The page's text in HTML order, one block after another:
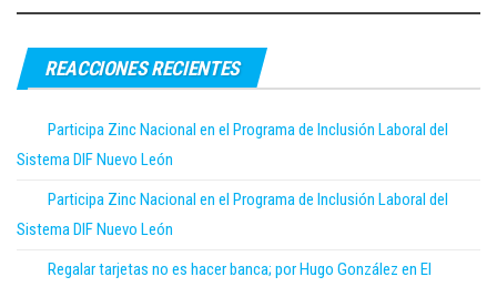
REACCIONES RECIENTES
Participa Zinc Nacional en el Programa de Inclusión Laboral del
Sistema DIF Nuevo León
Participa Zinc Nacional en el Programa de Inclusión Laboral del
Sistema DIF Nuevo León
Regalar tarjetas no es hacer banca; por Hugo González en El